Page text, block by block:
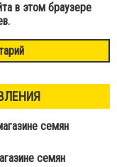
в этом браузере
семян
семян